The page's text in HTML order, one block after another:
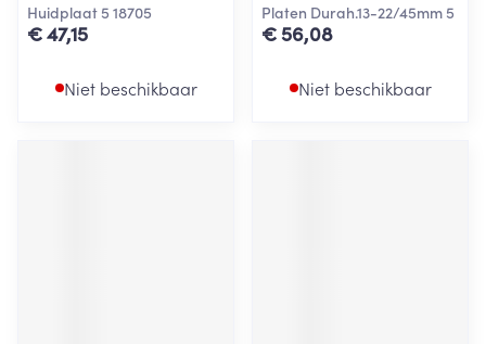
Huidplaat 5 18705
€ 47,15
Niet beschikbaar
Platen Durah.13-22/45mm 5
€ 56,08
Niet beschikbaar